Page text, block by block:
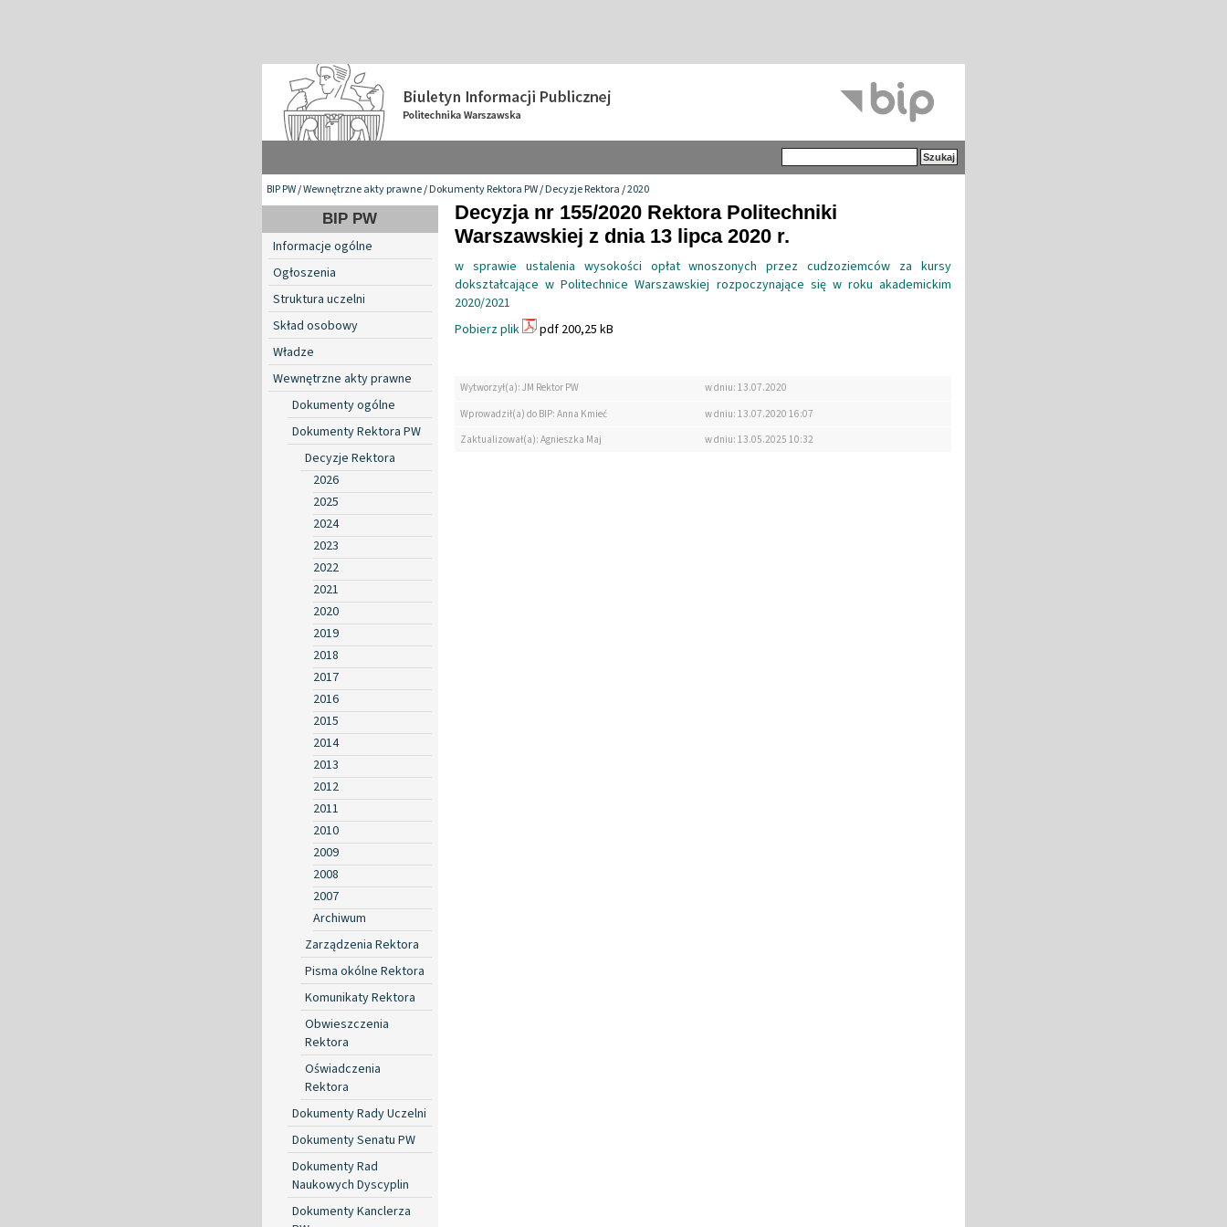
BIP PW/Wewnętrzne akty prawne/Dokumenty Rektora PW/Decyzje Rektora/2020
BIP PW
Informacje ogólne
Ogłoszenia
Struktura uczelni
Skład osobowy
Władze
Wewnętrzne akty prawne
Dokumenty ogólne
Dokumenty Rektora PW
Decyzje Rektora
2026
2025
2024
2023
2022
2021
2020
2019
2018
2017
2016
2015
2014
2013
2012
2011
2010
2009
2008
2007
Archiwum
Zarządzenia Rektora
Pisma okólne Rektora
Komunikaty Rektora
Obwieszczenia
Rektora
Oświadczenia
Rektora
Dokumenty Rady Uczelni
Dokumenty Senatu PW
Dokumenty Rad
Naukowych Dyscyplin
Dokumenty Kanclerza
Decyzja nr 155/2020 Rektora Politechniki
Warszawskiej z dnia 13 lipca 2020 r.
w sprawie ustalenia wysokości opłat wnoszonych przez cudzoziemców za kursy
dokształcające w Politechnice Warszawskiej rozpoczynające się w roku akademickim
2020/2021
Pobierz plik
pdf 200,25 kB
Wytworzył(a): JM Rektor PW
w dniu: 13.07.2020
Wprowadził(a) do BIP: Anna Kmieć
w dniu: 13.07.2020 16:07
Zaktualizował(a): Agnieszka Maj
w dniu: 13.05.2025 10:32